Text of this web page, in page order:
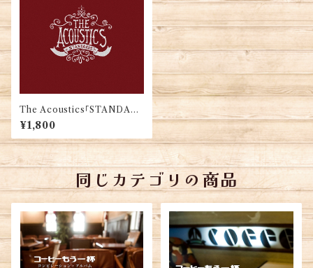
The Acoustics「STANDAR
DS」
¥1,800
同じカテゴリの商品